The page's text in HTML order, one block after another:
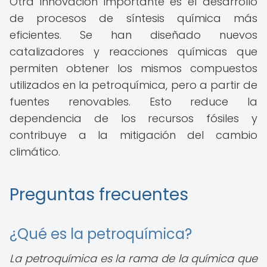
de procesos de síntesis química más
eficientes. Se han diseñado nuevos
catalizadores y reacciones químicas que
permiten obtener los mismos compuestos
utilizados en la petroquímica, pero a partir de
fuentes renovables. Esto reduce la
dependencia de los recursos fósiles y
contribuye a la mitigación del cambio
climático.
Preguntas frecuentes
¿Qué es la petroquímica?
La petroquímica es la rama de la química que